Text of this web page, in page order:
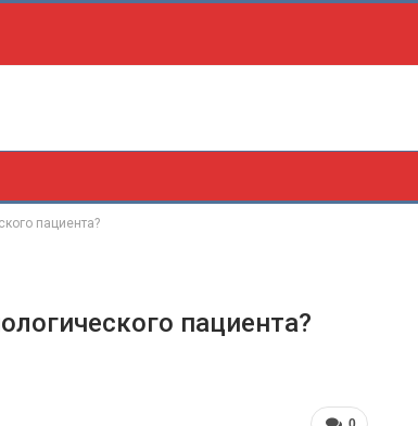
пациента?
пациента?